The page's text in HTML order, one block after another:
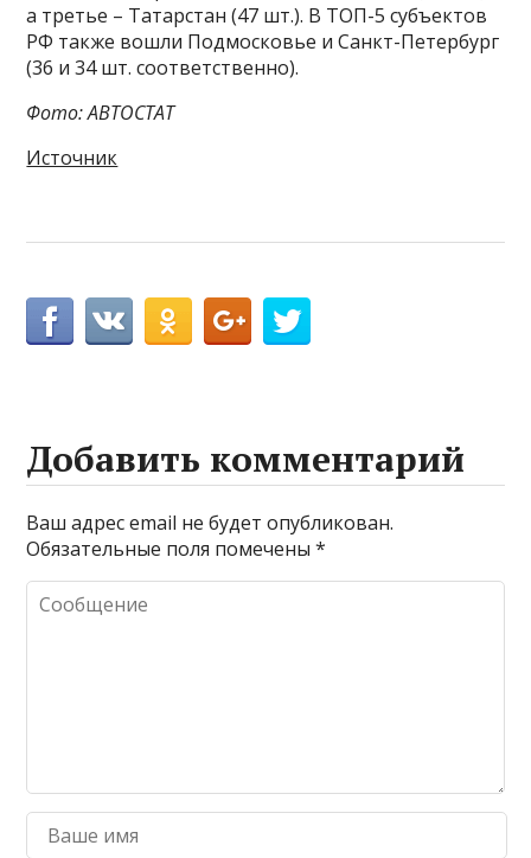
а третье – Татарстан (47 шт.). В ТОП-5 субъектов
РФ также вошли Подмосковье и Санкт-Петербург
(36 и 34 шт. соответственно).
Фото: АВТОСТАТ
Источник
Добавить комментарий
Ваш адрес email не будет опубликован.
Обязательные поля помечены*